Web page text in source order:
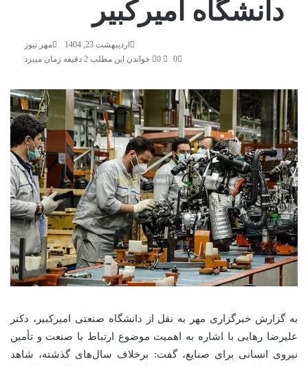
دانشگاه امیرکبیر
مهر نیوز
اردیبهشت 23, 1404
0
خواندن این مطلب 2 دقیقه زمان میبرد
به گزارش خبرگزاری مهر به نقل از دانشگاه صنعتی امیرکبیر، دکتر
علیرضا رهایی با اشاره به اهمیت موضوع ارتباط با صنعت و تأمین
نیروی انسانی برای صنایع، گفت: برخلاف سال‌های گذشته، شاهد